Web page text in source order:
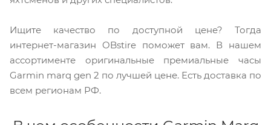
Ищите качество по доступной цене? Тогда
интернет-магазин OBstire поможет вам. В нашем
ассортименте оригинальные премиальные часы
Garmin marq gen 2 по лучшей цене. Есть доставка по
всем регионам РФ.